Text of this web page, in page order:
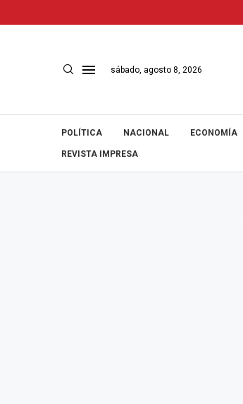
sábado, agosto 8, 2026
POLÍTICA NACIONAL ECONOMÍA
REVISTA IMPRESA